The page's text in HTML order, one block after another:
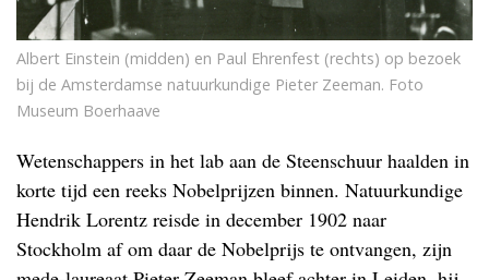
Albert Einstein (midden) en Paul Ehrenfest (rechts) op bezoek
bij de Amsterdamse natuurkundige Pieter Zeeman. Foto
Museum Boerhaave
Wetenschappers in het lab aan de Steenschuur haalden in
korte tijd een reeks Nobelprijzen binnen. Natuurkundige
Hendrik Lorentz reisde in december 1902 naar
Stockholm af om daar de Nobelprijs te ontvangen, zijn